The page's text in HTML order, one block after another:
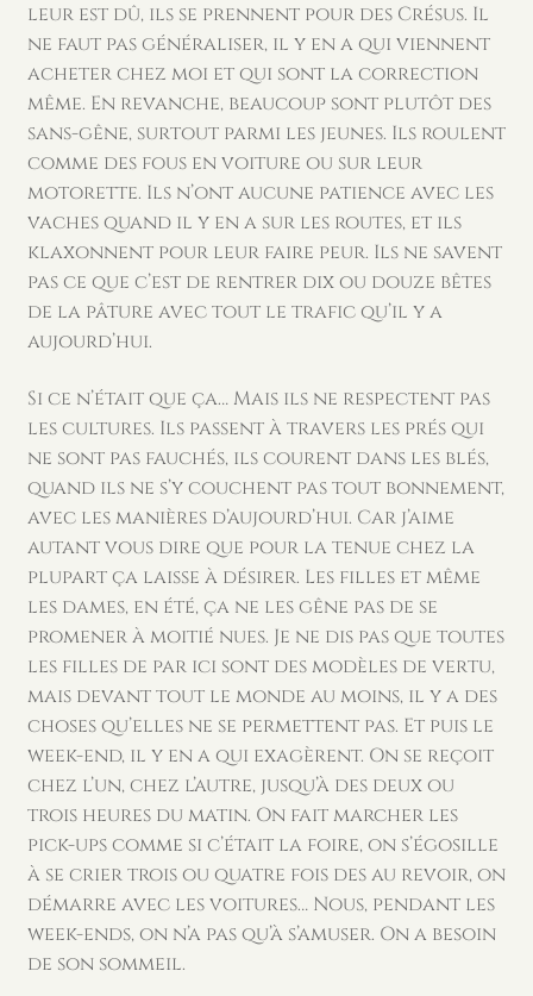
leur est dû, ils se prennent pour des Crésus. Il
ne faut pas généraliser, il y en a qui viennent
acheter chez moi et qui sont la correction
même. En revanche, beaucoup sont plutôt des
sans-gêne, surtout parmi les jeunes. Ils roulent
comme des fous en voiture ou sur leur
motorette. Ils n’ont aucune patience avec les
vaches quand il y en a sur les routes, et ils
klaxonnent pour leur faire peur. Ils ne savent
pas ce que c’est de rentrer dix ou douze bêtes
de la pâture avec tout le trafic qu’il y a
aujourd’hui.
Si ce n’était que ça… Mais ils ne respectent pas
les cultures. Ils passent à travers les prés qui
ne sont pas fauchés, ils courent dans les blés,
quand ils ne s’y couchent pas tout bonnement,
avec les manières d’aujourd’hui. Car j’aime
autant vous dire que pour la tenue chez la
plupart ça laisse à désirer. Les filles et même
les dames, en été, ça ne les gêne pas de se
promener à moitié nues. Je ne dis pas que toutes
les filles de par ici sont des modèles de vertu,
mais devant tout le monde au moins, il y a des
choses qu’elles ne se permettent pas. Et puis le
week-end, il y en a qui exagèrent. On se reçoit
chez l’un, chez l’autre, jusqu’à des deux ou
trois heures du matin. On fait marcher les
pick-ups comme si c’était la foire, on s’égosille
à se crier trois ou quatre fois des au revoir, on
démarre avec les voitures… Nous, pendant les
week-ends, on n’a pas qu’à s’amuser. On a besoin
de son sommeil.